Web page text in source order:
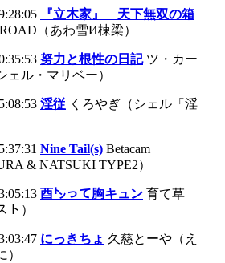
『立木家』 天下無双の箱
（あわ雪И棟梁）
努力と根性の日記 ツ・カー
ェル・マリベー）
淫従 くろやぎ（シェル「淫
Nine Tail(s) Betacam
& NATSUKI TYPE2）
酉㌧って胸キュン 育て草
ト）
にっきちょ 久慈とーや（え
）